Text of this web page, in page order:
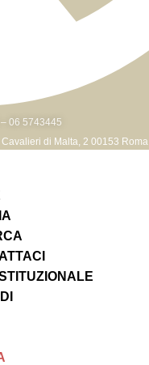
06 5743445
Cavalieri di Malta, 2 00153 Roma